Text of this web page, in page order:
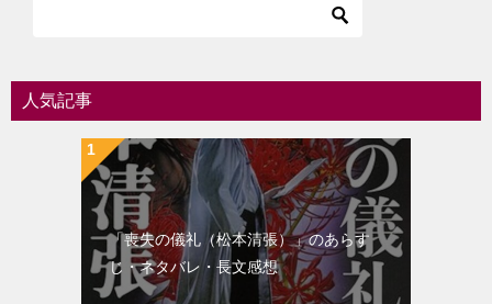
シ人気記事
「喪失の儀礼（松本清張）」のあらす
じ・ネタバレ・長文感想